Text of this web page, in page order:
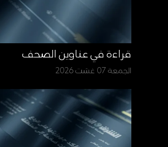
قراءة في عناوين الصحف
الجمعة 07 غشت 2026